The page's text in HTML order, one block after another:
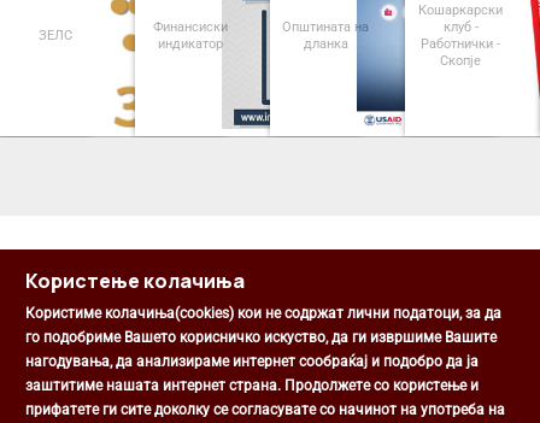
ЗЕЛС
Финансиски
индикатор
Општината на
дланка
Кошаркарски
клуб -
Работнички -
Скопје
Општина Центар
Михаил Цоков бр. 1, Скопје
Користење колачиња
Користиме колачиња(cookies) кои не содржат лични податоци, за да
го подобриме Вашето корисничко искуство, да ги извршиме Вашите
нагодувања, да анализираме интернет сообраќај и подобро да ја
заштитиме нашата интернет страна. Продолжете со користење и
прифатете ги сите доколку се согласувате со начинот на употреба на